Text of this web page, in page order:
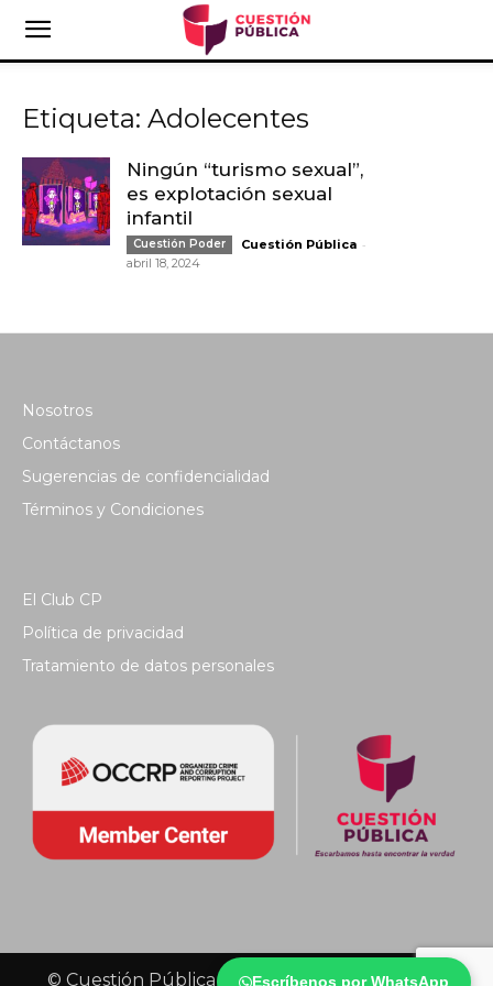
Escríbenos por WhatsApp
Etiqueta: Adolecentes
Ningún “turismo sexual”,
es explotación sexual
infantil
Cuestión Poder Cuestión Pública -
abril 18, 2024
Nosotros
Contáctanos
Sugerencias de confidencialidad
Términos y Condiciones
El Club CP
Política de privacidad
Tratamiento de datos personales
© Cuestión Pública 2018 - Todos los derechos